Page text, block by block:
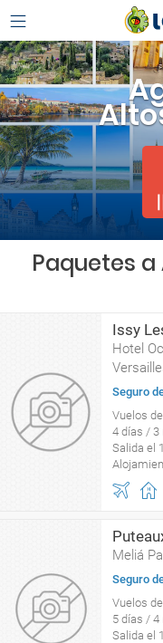
Paquetes
Issy
Hotel
Seguro
Vuelos
4 días / 3
Salida el
Meliá
Seguro
Vuelos
5 días / 4
Salida el